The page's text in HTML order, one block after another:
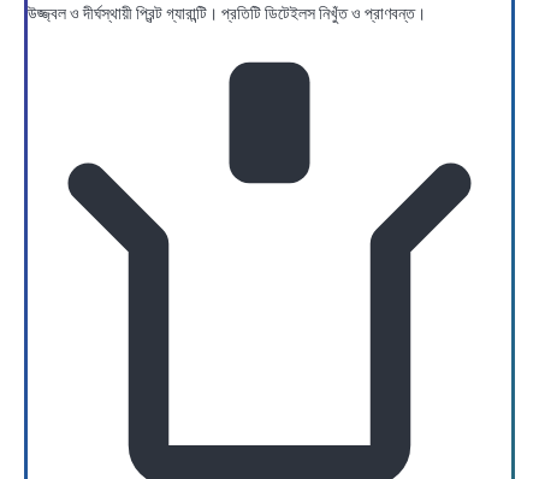
উজ্জ্বল ও দীর্ঘস্থায়ী প্রিন্ট গ্যারান্টি। প্রতিটি ডিটেইলস নিখুঁত ও প্রাণবন্ত।